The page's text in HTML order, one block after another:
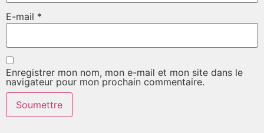
E-mail *
Enregistrer mon nom, mon e-mail et mon site dans le
navigateur pour mon prochain commentaire.